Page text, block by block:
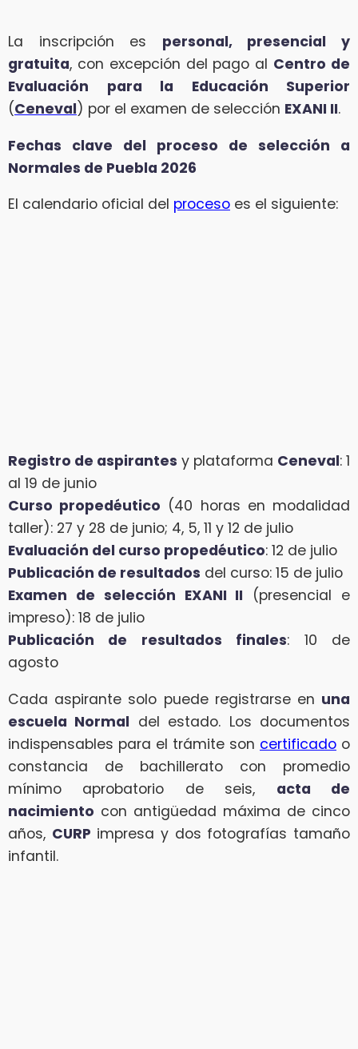
La inscripción es personal, presencial y
gratuita, con excepción del pago al Centro de
Evaluación para la Educación Superior
(Ceneval) por el examen de selección EXANI II.
Fechas clave del proceso de selección a
Normales de Puebla 2026
El calendario oficial del proceso es el siguiente:
Registro de aspirantes y plataforma Ceneval: 1
al 19 de junio
Curso propedéutico (40 horas en modalidad
taller): 27 y 28 de junio; 4, 5, 11 y 12 de julio
Evaluación del curso propedéutico: 12 de julio
Publicación de resultados del curso: 15 de julio
Examen de selección EXANI II (presencial e
impreso): 18 de julio
Publicación de resultados finales: 10 de
agosto
Cada aspirante solo puede registrarse en una
escuela Normal del estado. Los documentos
indispensables para el trámite son certificado o
constancia de bachillerato con promedio
mínimo aprobatorio de seis, acta de
nacimiento con antigüedad máxima de cinco
años, CURP impresa y dos fotografías tamaño
infantil.